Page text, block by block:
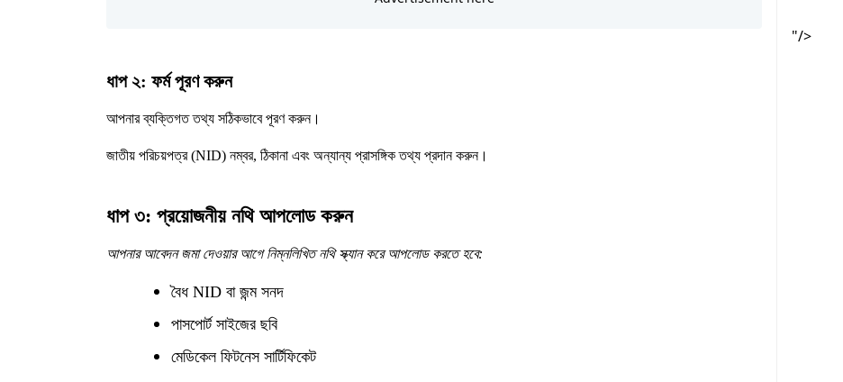
ধাপ ২: ফর্ম পূরণ করুন
আপনার ব্যক্তিগত তথ্য সঠিকভাবে পূরণ করুন।
জাতীয় পরিচয়পত্র (NID) নম্বর, ঠিকানা এবং অন্যান্য প্রাসঙ্গিক তথ্য প্রদান করুন।
ধাপ ৩: প্রয়োজনীয় নথি আপলোড করুন
আপনার আবেদন জমা দেওয়ার আগে নিম্নলিখিত নথি স্ক্যান করে আপলোড করতে হবে:
বৈধ NID বা জন্ম সনদ
পাসপোর্ট সাইজের ছবি
মেডিকেল ফিটনেস সার্টিফিকেট
"/>